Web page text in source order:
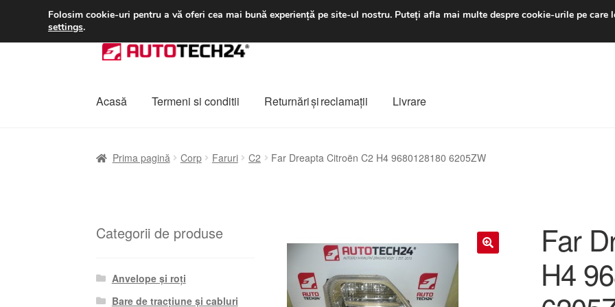
LIVRARE de la 33 lei luni-vineri 9 a.m. - 4
Sari
la
Sari
la
Acasă Termeni si conditii Returnări şi reclamații Livrare
Prima pagină Corp Faruri C2 Far Dreapta Citroën C2 H4 9680128180 6205ZW
Far
H4
Categorii de produse
Anvelope și roți
Bare de tracțiune și cabluri
Folosim cookie-uri pentru a vă oferi cea mai bună experiență pe site-ul nostru. Puteți afla mai multe despre cookie-urile pe
settings.